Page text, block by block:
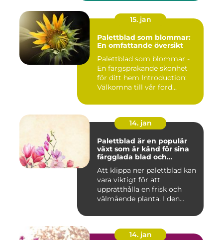
15. jan
Palettblad som blommar:
En omfattande översikt
Palettblad som blommar -
En färgsprakande skönhet
för ditt hem Introduction:
Välkomna till vår förd...
14. jan
Palettblad är en populär
växt som är känd för sina
färgglada blad och
prydnadsväxt både
inomhus och utomhus
Att klippa ner palettblad kan
vara viktigt för att
upprätthålla en frisk och
välmående planta. I den...
14. jan